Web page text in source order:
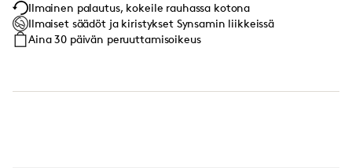
Ilmainen palautus, kokeile rauhassa kotona
Ilmaiset säädöt ja kiristykset Synsamin liikkeissä
Aina 30 päivän peruuttamisoikeus